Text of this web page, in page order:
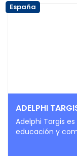
España
ADELPHI
Adelphi Targis
educación y